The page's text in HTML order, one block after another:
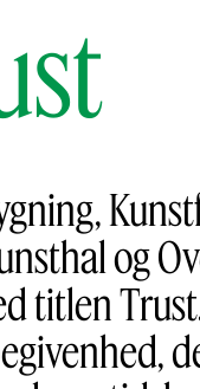
og
titlen